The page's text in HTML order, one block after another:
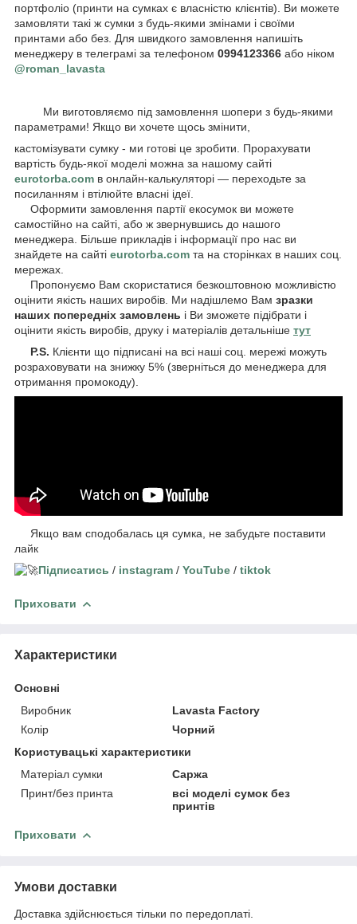
портфоліо (принти на сумках є власністю клієнтів). Ви можете
замовляти такі ж сумки з будь-якими змінами і своїми
принтами або без. Для швидкого замовлення напишіть
менеджеру в телеграмі за телефоном 0994123366 або ніком
@roman_lavasta
Ми виготовляємо під замовлення шопери з будь-якими
параметрами! Якщо ви хочете щось змінити,
кастомізувати сумку - ми готові це зробити. Прорахувати
вартість будь-якої моделі можна за нашому сайті
eurotorba.com в онлайн-калькуляторі — переходьте за
посиланням і втілюйте власні ідеї.
Оформити замовлення партії екосумок ви можете
самостійно на сайті, або ж звернувшись до нашого
менеджера. Більше прикладів і інформації про нас ви
знайдете на сайті eurotorba.com та на сторінках в наших соц.
мережах.
Пропонуємо Вам скористатися безкоштовною можливістю
оцінити якість наших виробів. Ми надішлемо Вам зразки
наших попередніх замовлень і Ви зможете підібрати і
оцінити якість виробів, друку і матеріалів детальніше тут
P.S. Клієнти що підписані на всі наші соц. мережі можуть
розраховувати на знижку 5% (зверніться до менеджера для
отримання промокоду).
Якщо вам сподобалась ця сумка, не забудьте поставити
лайк
Підписатись / instagram / YouTube / tiktok
Приховати
Характеристики
Основні
Виробник
Lavasta Factory
Колір
Чорний
Користувацькі характеристики
Матеріал сумки
Саржа
Принт/без принта
всі моделі сумок без
принтів
Приховати
Умови доставки
Доставка здійснюється тільки по передоплаті.